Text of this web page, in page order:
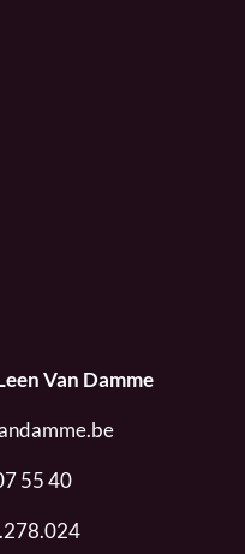
Van Damme
55 40